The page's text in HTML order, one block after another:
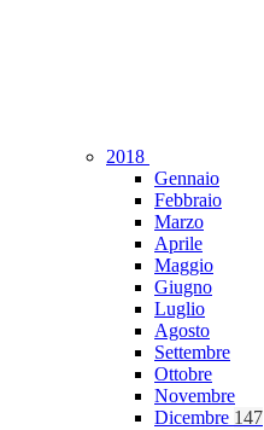
2018
Gennaio
Febbraio
Marzo
Aprile
Maggio
Giugno
Luglio
Agosto
Settembre
Ottobre
Novembre
Dicembre 147